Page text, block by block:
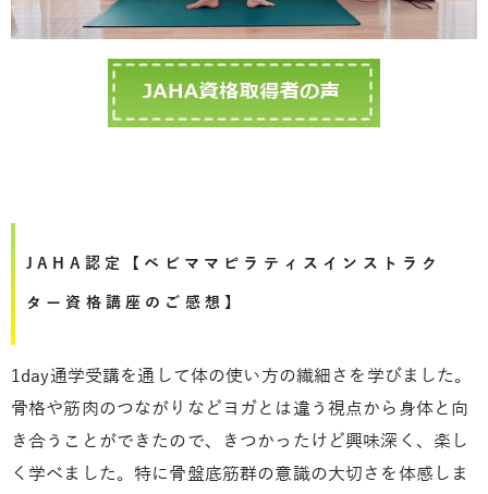
JAHA認定【ベビママピラティスインストラク
ター資格講座のご感想】
1day通学受講を通して体の使い方の繊細さを学びました。
骨格や筋肉のつながりなどヨガとは違う視点から身体と向
き合うことができたので、きつかったけど興味深く、楽し
く学べました。 特に骨盤底筋群の意識の大切さを体感しま